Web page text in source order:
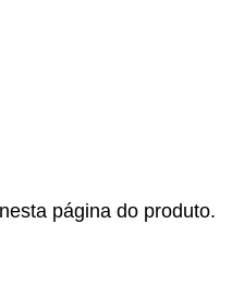
página do produto.